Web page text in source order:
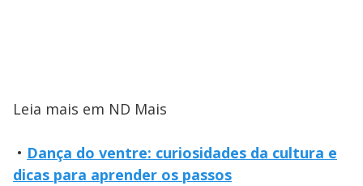
Leia mais em ND Mais
• Dança do ventre: curiosidades da cultura e
dicas para aprender os passos